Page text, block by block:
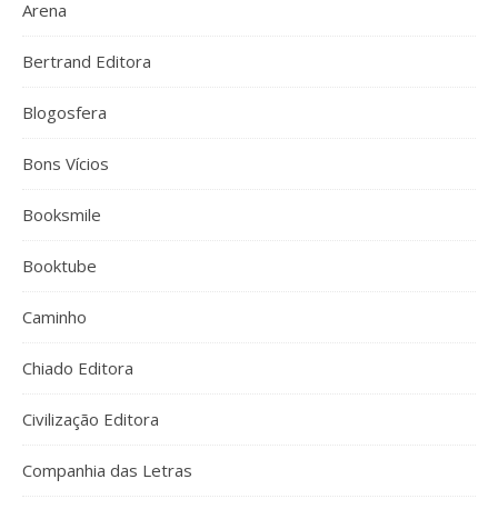
Arena
Bertrand Editora
Blogosfera
Bons Vícios
Booksmile
Booktube
Caminho
Chiado Editora
Civilização Editora
Companhia das Letras